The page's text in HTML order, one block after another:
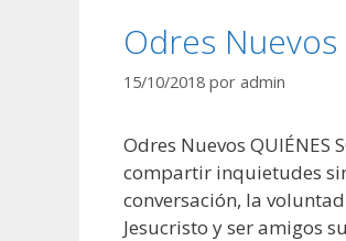
Odres Nuevos
15/10/2018 por admin
Odres Nuevos
compartir inquietudes
conversación, la
Jesucristo y ser amigos